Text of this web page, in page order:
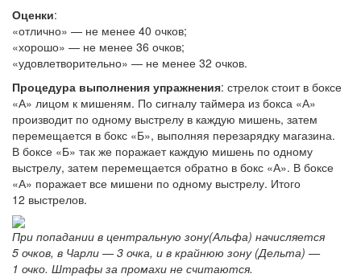
Оценки:
«отлично» — не менее 40 очков;
«хорошо» — не менее 36 очков;
«удовлетворительно» — не менее 32 очков.
Процедура выполнения упражнения: стрелок стоит в боксе
«А» лицом к мишеням. По сигналу таймера из бокса «А»
производит по одному выстрелу в каждую мишень, затем
перемещается в бокс «Б», выполняя перезарядку магазина.
В боксе «Б» так же поражает каждую мишень по одному
выстрелу, затем перемещается обратно в бокс «А». В боксе
«А» поражает все мишени по одному выстрелу. Итого
12 выстрелов.
При попадании в центральную зону(Альфа) начисляется
5 очков, в Чарли — 3 очка, и в крайнюю зону (Дельта) —
1 очко. Штрафы за промахи не считаются.